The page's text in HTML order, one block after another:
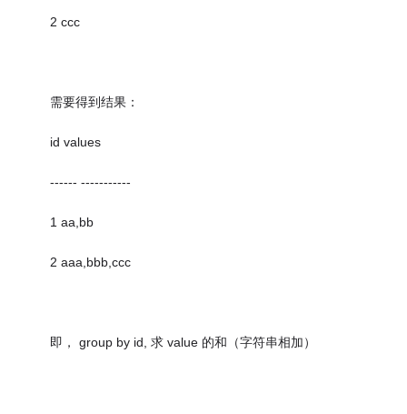
2 ccc
需要得到结果：
id values
------ -----------
1 aa,bb
2 aaa,bbb,ccc
即， group by id, 求 value 的和（字符串相加）